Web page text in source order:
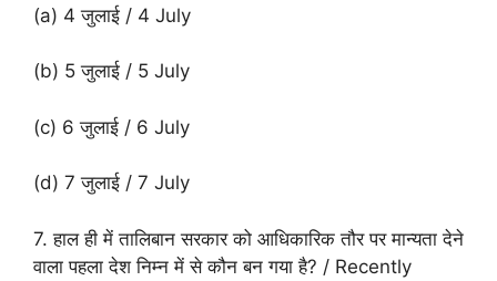
(a) 4 जुलाई / 4 July
(b) 5 जुलाई / 5 July
(c) 6 जुलाई / 6 July
(d) 7 जुलाई / 7 July
7. हाल ही में तालिबान सरकार को आधिकारिक तौर पर मान्यता देने
वाला पहला देश निम्न में से कौन बन गया है? / Recently